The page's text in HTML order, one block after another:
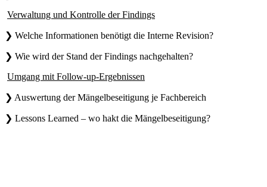
Verwaltung und Kontrolle der Findings
❯ Welche Informationen benötigt die Interne Revision?
❯ Wie wird der Stand der Findings nachgehalten?
Umgang mit Follow-up-Ergebnissen
❯ Auswertung der Mängelbeseitigung je Fachbereich
❯ Lessons Learned – wo hakt die Mängelbeseitigung?